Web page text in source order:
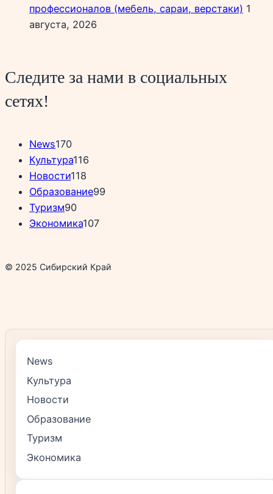
профессионалов (мебель, сараи, верстаки) 1
августа, 2026
Следите за нами в социальных
сетях!
News170
Культура116
Новости118
Образование99
Туризм90
Экономика107
© 2025 Сибирский Край
News
Культура
Новости
Образование
Туризм
Экономика